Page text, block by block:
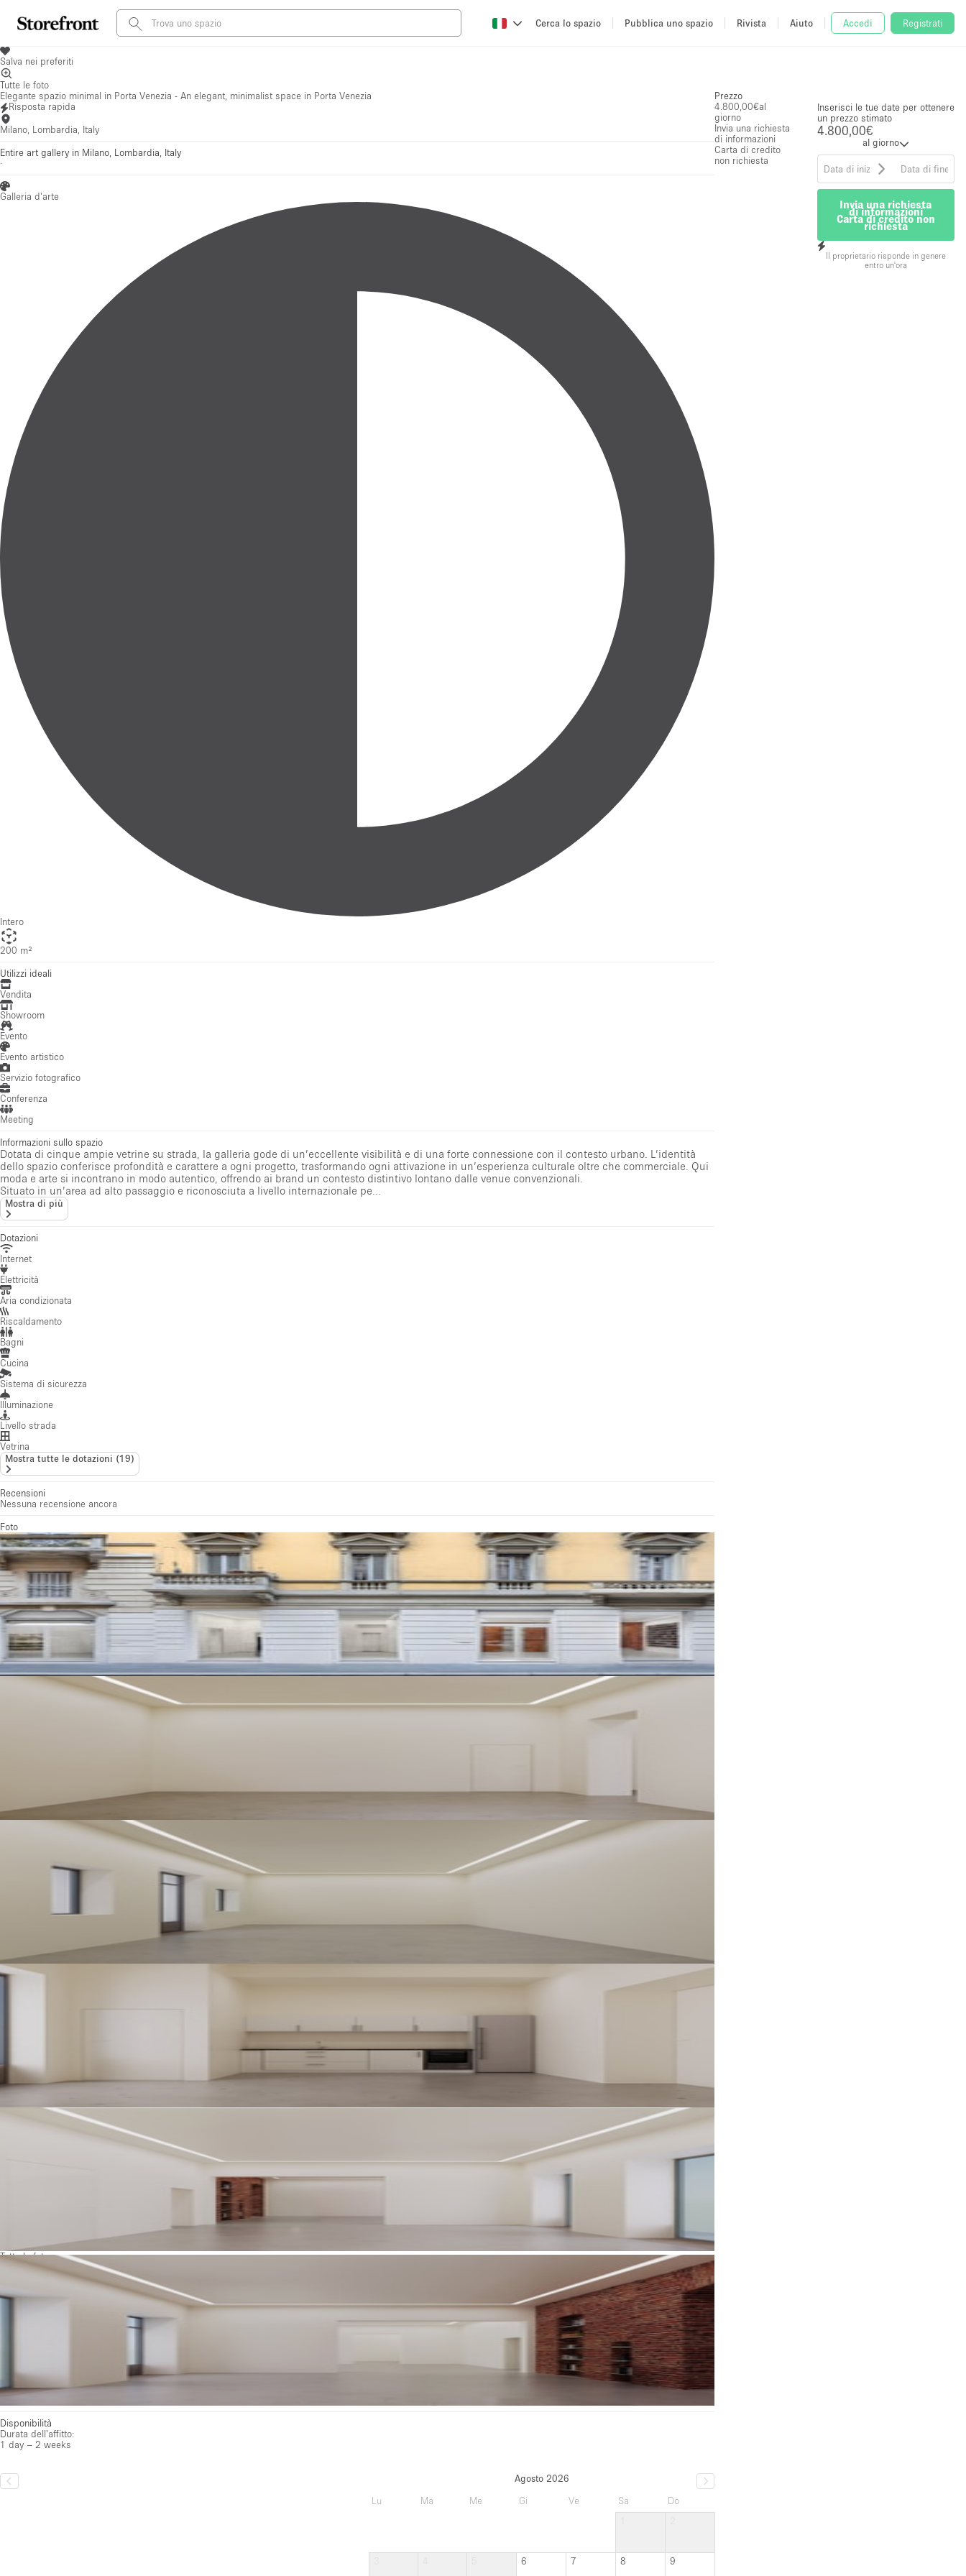
Cerca lo spazio Pubblica uno spazio Rivista Aiuto Accedi Registrati
Salva nei preferiti
Tutte le foto
Inserisci le tue date per ottenere
un prezzo stimato
4.800,00€
al giorno
Invia una richiesta
di informazioni
Carta di credito non
richiesta
Il proprietario risponde in genere
entro un'ora
Prezzo
4.800,00€al
giorno
Invia una richiesta
di informazioni
Carta di credito
non richiesta
Elegante spazio minimal in Porta Venezia - An elegant, minimalist space in Porta Venezia
Risposta rapida
Milano, Lombardia, Italy
Entire art gallery in Milano, Lombardia, Italy
·
Galleria d'arte
Intero
200 m²
Utilizzi ideali
Vendita
Showroom
Evento
Evento artistico
Servizio fotografico
Conferenza
Meeting
Informazioni sullo spazio
Dotata di cinque ampie vetrine su strada, la galleria gode di un’eccellente visibilità e di una forte connessione con il contesto urbano. L’identità
dello spazio conferisce profondità e carattere a ogni progetto, trasformando ogni attivazione in un’esperienza culturale oltre che commerciale. Qui
moda e arte si incontrano in modo autentico, offrendo ai brand un contesto distintivo lontano dalle venue convenzionali.
Situato in un’area ad alto passaggio e riconosciuta a livello internazionale pe...
Mostra di più
Dotazioni
Internet
Elettricità
Aria condizionata
Riscaldamento
Bagni
Cucina
Sistema di sicurezza
Illuminazione
Livello strada
Vetrina
Mostra tutte le dotazioni (19)
Recensioni
Nessuna recensione ancora
Foto
Tutte le foto
Disponibilità
Durata dell'affitto:
1 day – 2 weeks
Agosto 2026
Lu
Ma Me Gi Ve Sa
Do
6 7 8 9